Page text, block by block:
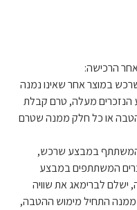
הרכישה:
במוצר אחר שאינו נמנה
הנזכרים מעלה, טרם קבלת
או כל חלק ממנה שטרם
במבצע שרכש,
המשתתפים במבצע
לברימאג את שוויה
התחיל מימוש ההטבה,